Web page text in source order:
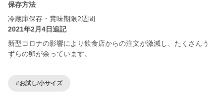
保存方法
冷蔵庫保存・賞味期限2週間
2021年2月4日追記
新型コロナの影響により飲食店からの注文が激減し、たくさんう
ずらの卵が余っています。
#お試し/小サイズ